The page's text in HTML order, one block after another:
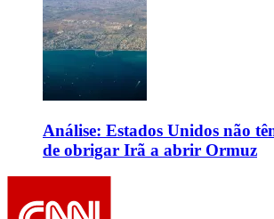
Análise: Estados Unidos não
de obrigar Irã a abrir Ormuz